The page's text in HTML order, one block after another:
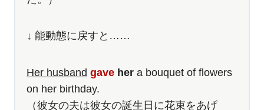
↓ 能動態に戻すと……
Her husband gave her a bouquet of flowers
on her birthday.
（彼女の夫は彼女の誕生日に花束をあげ